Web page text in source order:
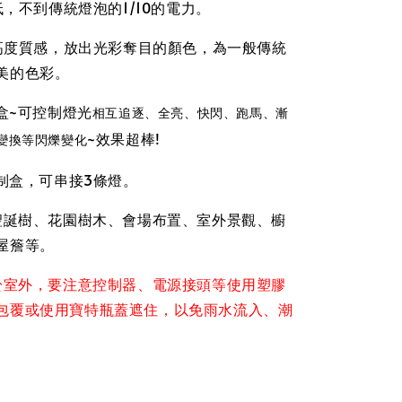
不到傳統燈泡的1/10的電力。
質感，放出光彩奪目的顏色，為一般傳統
色彩。
~可控制燈光相互追逐、全亮、快閃、跑馬、漸
換等閃爍變化~效果超棒!
，可串接3條燈。
樹、花園樹木、會場布置、室外景觀、櫥
等。
外，要注意控制器、電源接頭等使用塑膠
覆或使用寶特瓶蓋遮住，以免雨水流入、潮